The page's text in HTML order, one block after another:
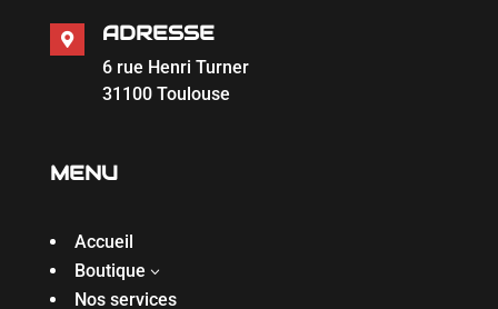
 ADRESSE
6 rue Henri Turner
31100 Toulouse
MENU
Accueil
Boutique 3
Nos services